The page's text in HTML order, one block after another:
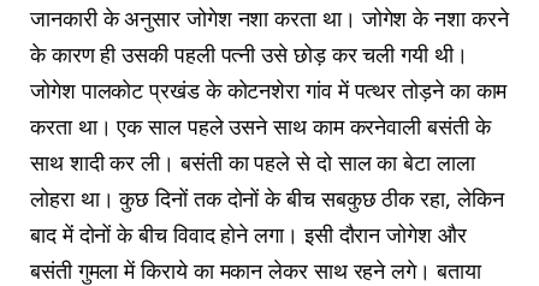
जानकारी के अनुसार जोगेश नशा करता था। जोगेश के नशा करने
के कारण ही उसकी पहली पत्नी उसे छोड़ कर चली गयी थी।
जोगेश पालकोट प्रखंड के कोटनशेरा गांव में पत्थर तोड़ने का काम
करता था। एक साल पहले उसने साथ काम करनेवाली बसंती के
साथ शादी कर ली। बसंती का पहले से दो साल का बेटा लाला
लोहरा था। कुछ दिनों तक दोनों के बीच सबकुछ ठीक रहा, लेकिन
बाद में दोनों के बीच विवाद होने लगा। इसी दौरान जोगेश और
बसंती गुमला में किराये का मकान लेकर साथ रहने लगे। बताया